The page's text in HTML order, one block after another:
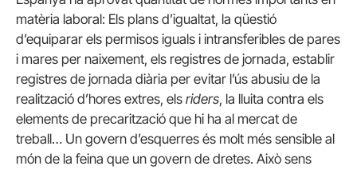
matèria laboral: Els plans d’igualtat, la qüestió
d’equiparar els permisos iguals i intransferibles de pares
i mares per naixement, els registres de jornada, establir
registres de jornada diària per evitar l’ús abusiu de la
realització d’hores extres, els riders, la lluita contra els
elements de precarització que hi ha al mercat de
treball… Un govern d’esquerres és molt més sensible al
món de la feina que un govern de dretes. Això sens